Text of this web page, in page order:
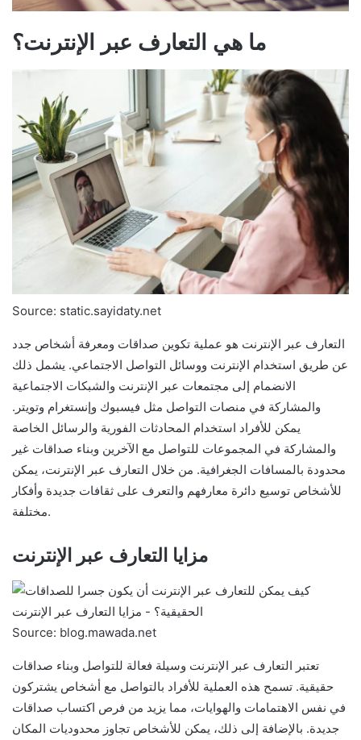
ما هي التعارف عبر الإنترنت؟
Source: static.sayidaty.net
التعارف عبر الإنترنت هو عملية تكوين صداقات ومعرفة أشخاص جدد
عن طريق استخدام الإنترنت ووسائل التواصل الاجتماعي. يشمل ذلك
الانضمام إلى مجتمعات عبر الإنترنت والشبكات الاجتماعية
والمشاركة في منصات التواصل مثل فيسبوك وإنستغرام وتويتر.
يمكن للأفراد استخدام المحادثات الفورية والرسائل الخاصة
والمشاركة في المجموعات للتواصل مع الآخرين وبناء صداقات غير
محدودة بالمسافات الجغرافية. من خلال التعارف عبر الإنترنت، يمكن
للأشخاص توسيع دائرة معارفهم والتعرف على ثقافات جديدة وأفكار
مختلفة.
مزايا التعارف عبر الإنترنت
Source: blog.mawada.net
تعتبر التعارف عبر الإنترنت وسيلة فعالة للتواصل وبناء صداقات
حقيقية. تسمح هذه العملية للأفراد بالتواصل مع أشخاص يشتركون
في نفس الاهتمامات والهوايات، مما يزيد من فرص اكتساب صداقات
جديدة. بالإضافة إلى ذلك، يمكن للأشخاص تجاوز محدوديات المكان